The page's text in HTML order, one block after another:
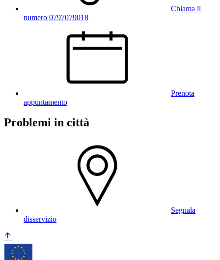
Chiama il
numero 0797079018
Prenota
appuntamento
Problemi in città
Segnala
disservizio